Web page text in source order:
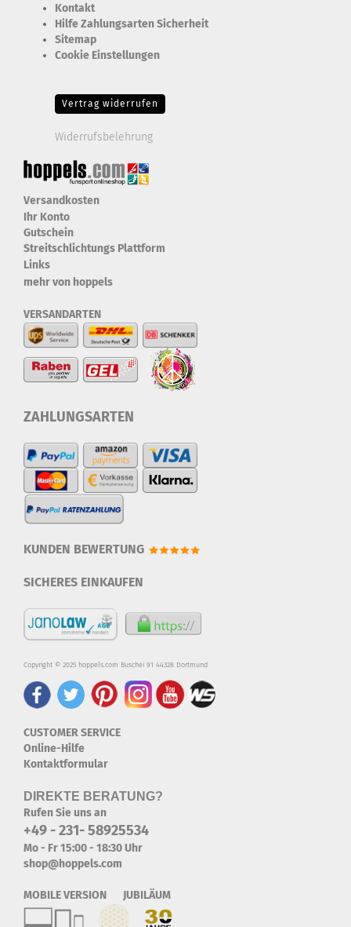
Kontakt
Hilfe Zahlungsarten Sicherheit
Sitemap
Cookie Einstellungen
Vertrag widerrufen
Widerrufsbelehrung
Versandkosten
Ihr Konto
Gutschein
Streitschlichtungs Plattform
Links
mehr von hoppels
VERSANDARTEN
ZAHLUNGSARTEN
KUNDEN BEWERTUNG
SICHERES EINKAUFEN
Copyright © 2025 hoppels.com Buschei 91 44328 Dortmund
CUSTOMER SERVICE
Online-Hilfe
Kontaktformular
DIREKTE BERATUNG?
Rufen Sie uns an
+49 - 231- 58925534
Mo - Fr 15:00 - 18:30 Uhr
shop@hoppels.com
MOBILE VERSION JUBILÄUM